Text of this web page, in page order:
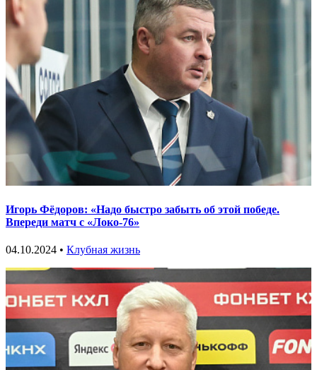
Игорь Фёдоров: «Надо быстро забыть об этой победе.
Впереди матч с «Локо-76»
04.10.2024 • Клубная жизнь